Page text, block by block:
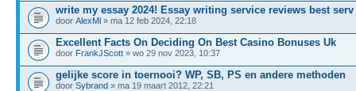
write my essay 2024! Essay writing service reviews best serv
door AlexMl » ma 12 feb 2024, 22:18
Excellent Facts On Deciding On Best Casino Bonuses Uk
door FrankJScott » wo 29 nov 2023, 10:37
gelijke score in toernooi? WP, SB, PS en andere methoden
door Sybrand » ma 19 maart 2012, 22:21